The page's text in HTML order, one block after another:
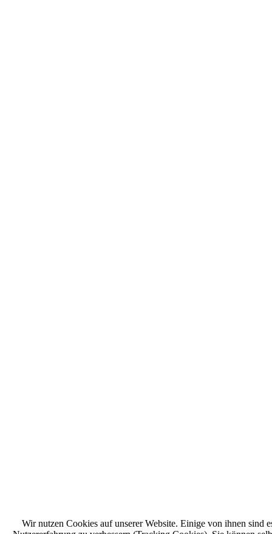
Wir nutzen Cookies auf unserer Website. Einige von ihnen sind